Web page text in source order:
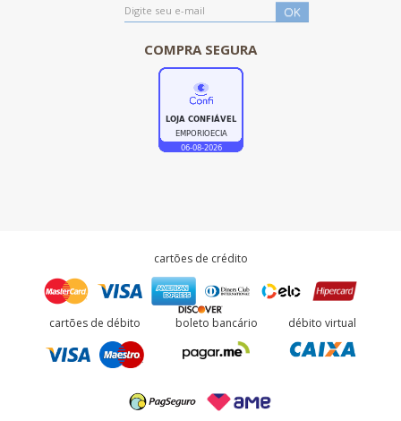
COMPRA SEGURA
cartões de crédito
cartões de débito boleto bancário débito virtual